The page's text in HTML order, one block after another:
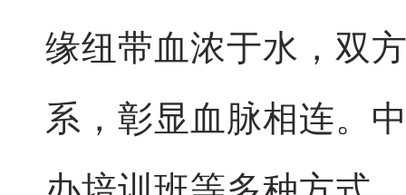
缘纽带血浓于水，双
系，彰显血脉相连。